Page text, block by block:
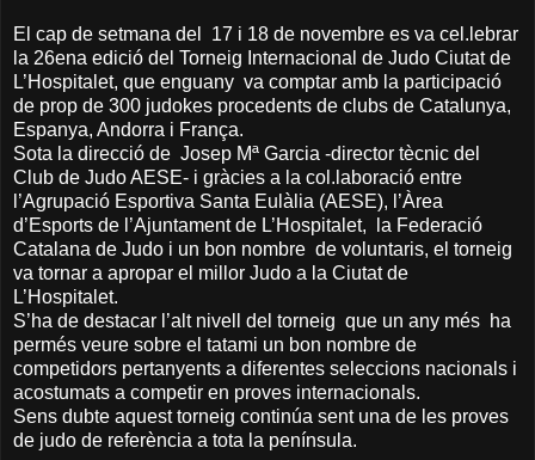
El cap de setmana del 17 i 18 de novembre es va cel.lebrar
la 26ena edició del Torneig Internacional de Judo Ciutat de
L’Hospitalet, que enguany va comptar amb la participació
de prop de 300 judokes procedents de clubs de Catalunya,
Espanya, Andorra i França.
Sota la direcció de Josep Mª Garcia -director tècnic del
Club de Judo AESE- i gràcies a la col.laboració entre
l’Agrupació Esportiva Santa Eulàlia (AESE), l’Àrea
d’Esports de l’Ajuntament de L’Hospitalet, la Federació
Catalana de Judo i un bon nombre de voluntaris, el torneig
va tornar a apropar el millor Judo a la Ciutat de
L’Hospitalet.
S’ha de destacar l’alt nivell del torneig que un any més ha
permés veure sobre el tatami un bon nombre de
competidors pertanyents a diferentes seleccions nacionals i
acostumats a competir en proves internacionals.
Sens dubte aquest torneig continúa sent una de les proves
de judo de referència a tota la península.